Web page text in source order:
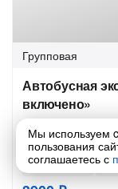
Групповая
Автобусная
включено»
Познакомиться
комплексе
16 авг в 11:00 21
Мы используем
пользования
соглашаетесь с